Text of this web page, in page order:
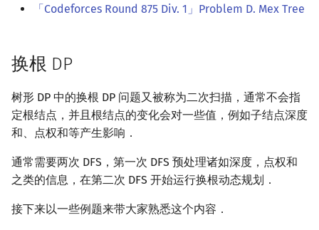
「Codeforces Round 875 Div. 1」Problem D. Mex Tree
换根 DP
树形 DP 中的换根 DP 问题又被称为二次扫描，通常不会指
定根结点，并且根结点的变化会对一些值，例如子结点深度
和、点权和等产生影响．
通常需要两次 DFS，第一次 DFS 预处理诸如深度，点权和
之类的信息，在第二次 DFS 开始运行换根动态规划．
接下来以一些例题来带大家熟悉这个内容．